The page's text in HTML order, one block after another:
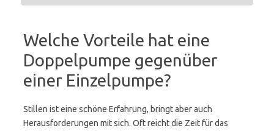
Welche Vorteile hat eine
Doppelpumpe gegenüber
einer Einzelpumpe?
Stillen ist eine schöne Erfahrung, bringt aber auch
Herausforderungen mit sich. Oft reicht die Zeit für das